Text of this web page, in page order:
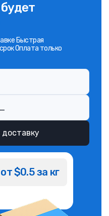
Быстрая
Оплата только
от $0.5 за кг